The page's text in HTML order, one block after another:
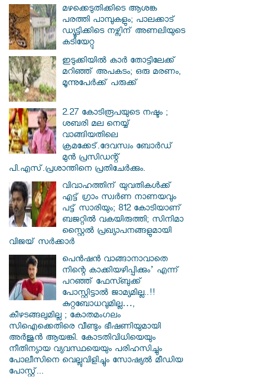
മഴക്കെടുതിക്കിടെ ആശങ്ക
പരത്തി പാമ്പുകളും; പാലക്കാട്
ഡ്യൂട്ടിക്കിടെ നഴ്സിന് അണലിയുടെ
കടിയേറ്റു
ഇടുക്കിയിൽ കാർ തോട്ടിലേക്ക്
മറിഞ്ഞ് അപകടം; ഒരു മരണം,
മൂന്നുപേർക്ക് പരുക്ക്
2.27 കോടിരൂപയുടെ നഷ്ടം ;
ശബരി മല നെയ്യ്
വാങ്ങിയതിലെ
ക്രമക്കേട്.ദേവസ്വം ബോർഡ്
മുൻ പ്രസിഡന്റ്
പി.എസ്.പ്രശാന്തിനെ പ്രതിചേർക്കും.
വിവാഹത്തിന് യുവതികള്‍ക്ക്
എട്ട് ഗ്രാം സ്വർണ നാണയവും
പട്ട് സാരിയും; 812 കോടിയാണ്
ബജറ്റില്‍ വകയിരുത്തി; സിനിമാ
സ്റ്റൈൽ പ്രഖ്യാപനങ്ങളുമായി
വിജയ് സർക്കാർ
പെൻഷൻ വാങ്ങാനാവാതെ
നിന്റെ കാക്കിയഴിപ്പിക്കും’ എന്ന്
പറഞ്ഞ് ഫേസ്ബുക്ക്
പോസ്റ്റിട്ടാൽ ജാമ്യമില്ല..!!
കുറ്റബോധവുമില്ല…,
കീഴടങ്ങലുമില്ല ; കോതമംഗലം
സിഐക്കെതിരെ വീണ്ടും ഭീഷണിയുമായി
അര്‍ജുന്‍ ആയങ്കി. കോടതിവിധിയെയും
നീതിന്യായ വ്യവസ്ഥയെയും പരിഹസിച്ചും
പോലീസിനെ വെല്ലുവിളിച്ചും സോഷ്യൽ മീഡിയ
പോസ്റ്റ്...